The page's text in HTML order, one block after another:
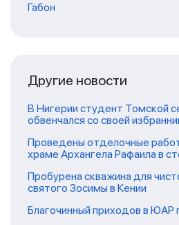
Габон
Другие новости
В Нигерии студент Томской
обвенчался со своей
Проведены отделочные
храме Архангела Рафаила в
Пробурена скважина для
святого Зосимы в Кении
Благочинный приходов в ЮАР